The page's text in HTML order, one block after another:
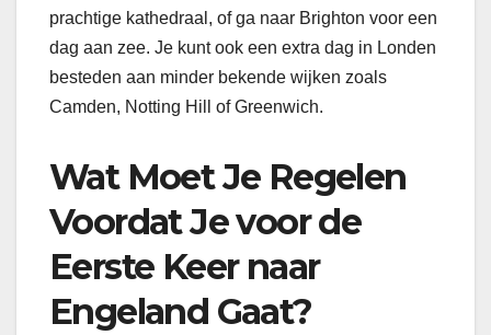
prachtige kathedraal, of ga naar Brighton voor een
dag aan zee. Je kunt ook een extra dag in Londen
besteden aan minder bekende wijken zoals
Camden, Notting Hill of Greenwich.
Wat Moet Je Regelen
Voordat Je voor de
Eerste Keer naar
Engeland Gaat?